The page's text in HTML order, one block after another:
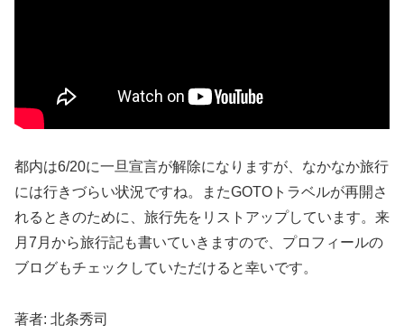
都内は6/20に一旦宣言が解除になりますが、なかなか旅行
には行きづらい状況ですね。またGOTOトラベルが再開さ
れるときのために、旅行先をリストアップしています。来
月7月から旅行記も書いていきますので、プロフィールの
ブログもチェックしていただけると幸いです。
著者: 北条秀司